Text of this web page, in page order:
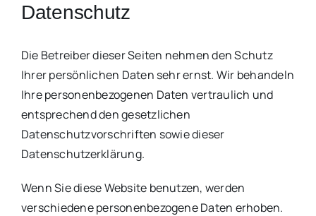
Datenschutz
Die Betreiber dieser Seiten nehmen den Schutz
Ihrer persönlichen Daten sehr ernst. Wir behandeln
Ihre personenbezogenen Daten vertraulich und
entsprechend den gesetzlichen
Datenschutzvorschriften sowie dieser
Datenschutzerklärung.
Wenn Sie diese Website benutzen, werden
verschiedene personenbezogene Daten erhoben.